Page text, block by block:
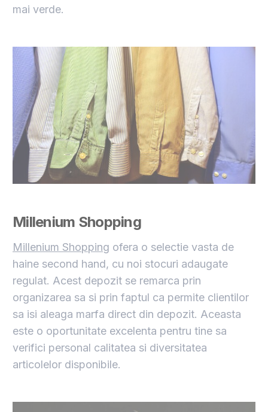
mai verde.
Millenium Shopping
Millenium Shopping ofera o selectie vasta de
haine second hand, cu noi stocuri adaugate
regulat. Acest depozit se remarca prin
organizarea sa si prin faptul ca permite clientilor
sa isi aleaga marfa direct din depozit. Aceasta
este o oportunitate excelenta pentru tine sa
verifici personal calitatea si diversitatea
articolelor disponibile.